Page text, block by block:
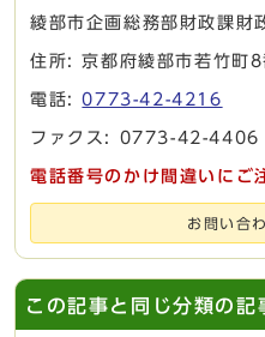
綾部市企画総務部財政課財
住所: 京都府綾部市若竹町8
電話:0773-42-4216
ファクス: 0773-42-4406
電話番号のかけ間違いにご
お問い合
この記事と同じ分類の記